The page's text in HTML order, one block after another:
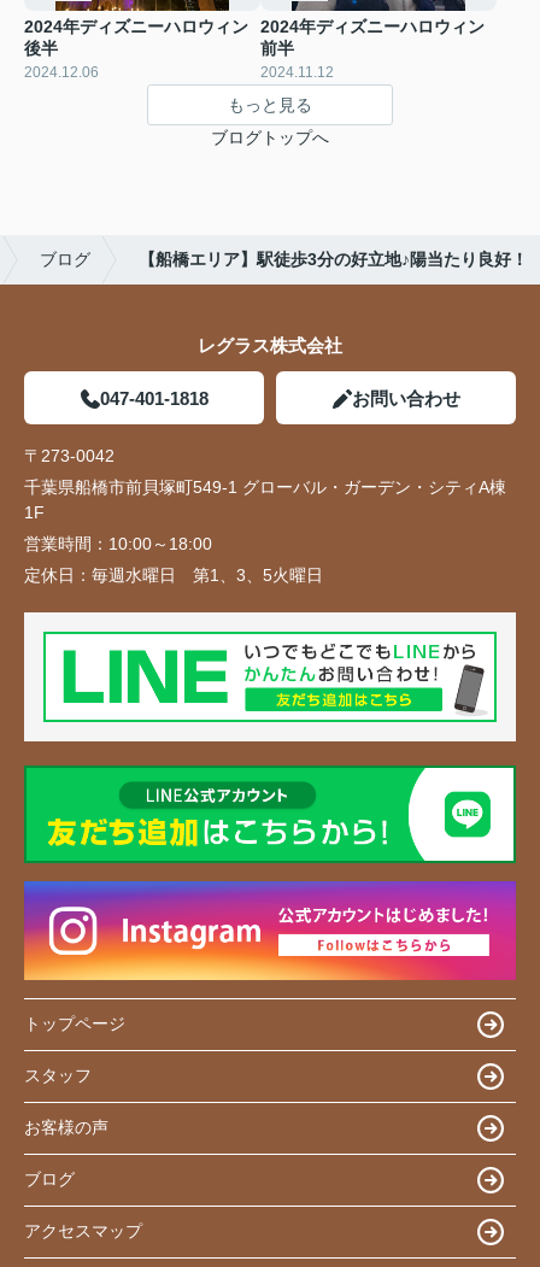
2024年ディズニーハロウィン
後半
2024.12.06
2024年ディズニーハロウィン
前半
2024.11.12
もっと見る
ブログトップへ
ブログ 【船橋エリア】駅徒歩3分の好立地♪陽当たり良好！
レグラス株式会社
047-401-1818 お問い合わせ
〒273-0042
千葉県船橋市前貝塚町549-1 グローバル・ガーデン・シティA棟
1F
営業時間： 10:00～18:00
定休日： 毎週水曜日 第1、3、5火曜日
トップページ
スタッフ
お客様の声
ブログ
アクセスマップ